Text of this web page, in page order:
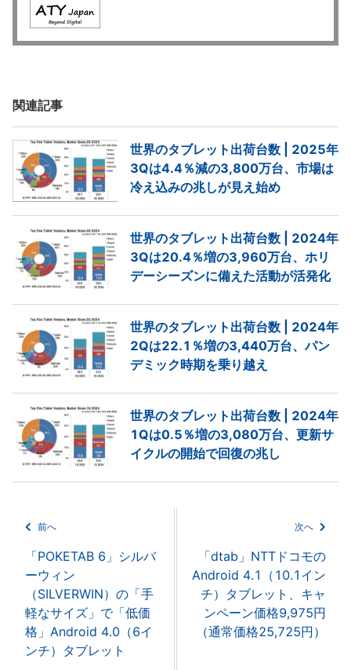
関連記事
世界のタブレット出荷台数 | 2025年
3Qは4.4％減の3,800万台、市場は
冷え込みの兆しが見え始め
世界のタブレット出荷台数 | 2024年
3Qは20.4％増の3,960万台、ホリ
デーシーズンに備えた活動が活発化
世界のタブレット出荷台数 | 2024年
2Qは22.1％増の3,440万台、パン
デミック時期を乗り越え
世界のタブレット出荷台数 | 2024年
1Qは0.5％増の3,080万台、更新サ
イクルの開始で回復の兆し
前へ
「POKETAB 6」シルバ
ーウィン
（SILVERWIN）の「手
軽なサイズ」で「低価
格」Android 4.0（6イ
ンチ）タブレット
次へ
「dtab」NTTドコモの
Android 4.1（10.1イン
チ）タブレット、キャ
ンペーン価格9,975円
（通常価格25,725円）